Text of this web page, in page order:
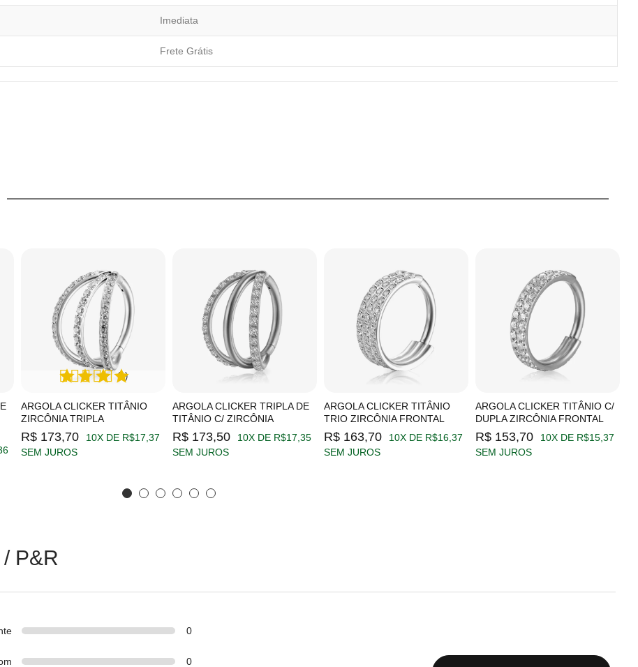
Imediata
Frete Grátis
ARGOLA CLICKER TITÂNIO
ZIRCÔNIA TRIPLA
(1)
R$ 173,70
10X DE R$17,37
SEM JUROS
ARGOLA CLICKER TRIPLA DE
TITÂNIO C/ ZIRCÔNIA
R$ 173,50
10X DE R$17,35
SEM JUROS
ARGOLA CLICKER TITÂNIO
TRIO ZIRCÔNIA FRONTAL
R$ 163,70
10X DE R$16,37
SEM JUROS
ARGOLA CLICKER TITÂNIO C/
DUPLA ZIRCÔNIA FRONTAL
R$ 153,70
10X DE R$15,37
SEM JUROS
P&R
0
0